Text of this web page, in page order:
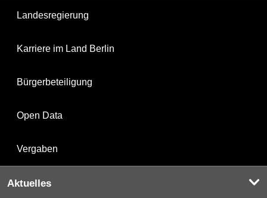
Landesregierung
Karriere im Land Berlin
Bürgerbeteiligung
Open Data
Vergaben
Aktuelles